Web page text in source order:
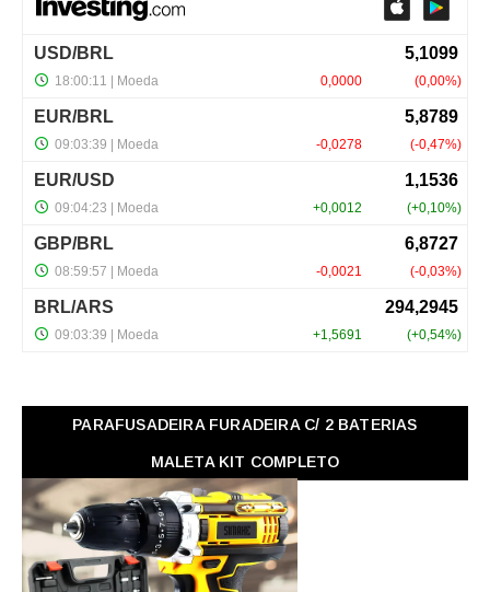
PARAFUSADEIRA FURADEIRA C/ 2 BATERIAS
MALETA KIT COMPLETO